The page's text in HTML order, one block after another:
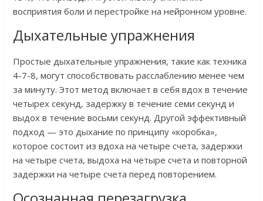
восприятия боли и перестройке на нейронном уровне.
Дыхательные упражнения
Простые дыхательные упражнения, такие как техника
4-7-8, могут способствовать расслаблению менее чем
за минуту. Этот метод включает в себя вдох в течение
четырех секунд, задержку в течение семи секунд и
выдох в течение восьми секунд. Другой эффективный
подход — это дыхание по принципу «коробка»,
которое состоит из вдоха на четыре счета, задержки
на четыре счета, выдоха на четыре счета и повторной
задержки на четыре счета перед повторением.